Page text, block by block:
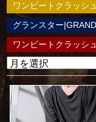
ワンビートクラッシ
グランスター
ワンビートクラッシ